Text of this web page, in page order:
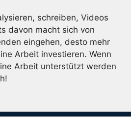
schreiben, Videos
davon macht sich von
eingehen, desto mehr
Arbeit investieren. Wenn
Arbeit unterstützt werden